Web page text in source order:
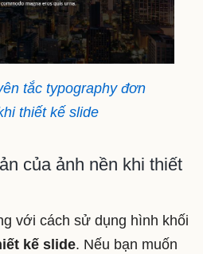
tắc typography đơn
thiết kế slide
của ảnh nền khi thiết
với cách sử dụng hình khối
kế slide. Nếu bạn muốn